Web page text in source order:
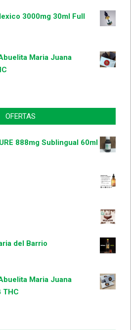
3000mg 30ml Full
Maria Juana
OFERTAS
888mg Sublingual 60ml
del Barrio
Maria Juana
THC